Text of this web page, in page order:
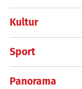
Kultur
Sport
Panorama